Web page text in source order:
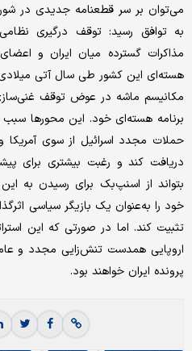
می‌توان بر سر قطعنامه جدیدی در
به توافق رسید: توقف درگیری
مذاکرات گسترده میان ایران و
مکانیسم ماشه در عوض توقف
برنامه هسته‌ای خود. این محورها سبب
حملات مجدد اسرائیل از سوی آمریکا
دریافت کند و رغبت بیشتری برای
بتواند از اسنپ‌بک برای رسیدن به این
خود را به‌عنوان یک بازیگر سیاسی
تثبیت کند. اما در صورتی که این
اروپایی همدست تنش‌زایی مجدد و
پرونده ایران خواهند بود.